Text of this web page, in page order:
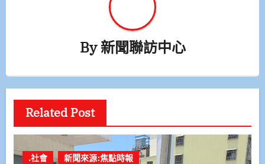
By新聞聯訪中心
Related Post
.社會 新聞來源:焦點時報